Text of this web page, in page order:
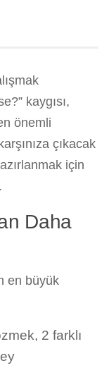
kaygısı,
önemli
çıkacak
için
Daha
en büyük
2 farklı